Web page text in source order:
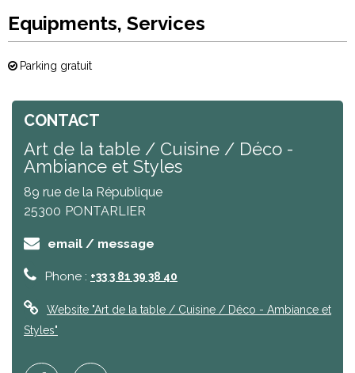
Equipments, Services
Parking gratuit
CONTACT
Art de la table / Cuisine / Déco -
Ambiance et Styles
89 rue de la République
25300 PONTARLIER
email / message
Phone : +33 3 81 39 38 40
Website "Art de la table / Cuisine / Déco - Ambiance et
Styles"